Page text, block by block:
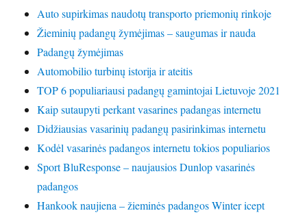
Auto supirkimas naudotų transporto priemonių rinkoje
Žieminių padangų žymėjimas – saugumas ir nauda
Padangų žymėjimas
Automobilio turbinų istorija ir ateitis
TOP 6 populiariausi padangų gamintojai Lietuvoje 2021
Kaip sutaupyti perkant vasarines padangas internetu
Didžiausias vasarinių padangų pasirinkimas internetu
Kodėl vasarinės padangos internetu tokios populiarios
Sport BluResponse – naujausios Dunlop vasarinės
padangos
Hankook naujiena – žieminės padangos Winter icept